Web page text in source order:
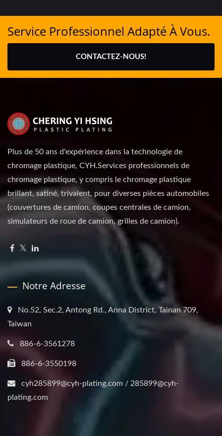
Service Professionnel Adapté À Vous.
CONTACTEZ-NOUS!
Plus de 50 ans d'expérience dans la technologie de
chromage plastique, CYH.Services professionnels de
chromage plastique, y compris le chromage plastique
brillant, satiné, trivalent, pour diverses pièces automobiles
(couvertures de camion, coupes centrales de camion,
simulateurs de roue de camion, grilles de camion).
Notre Adresse
No.52, Sec.2, Antong Rd., Anna District, Tainan 709,
Taiwan
886-6-3561278
886-6-3550198
cyh285899@cyh-plating.com / 285899@cyh-
plating.com